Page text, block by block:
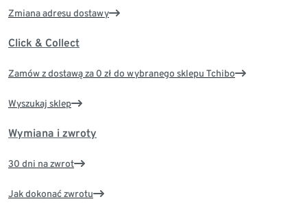
Zmiana adresu dostawy
Click & Collect
Zamów z dostawą za 0 zł do wybranego sklepu Tchibo
Wyszukaj sklep
Wymiana i zwroty
30 dni na zwrot
Jak dokonać zwrotu